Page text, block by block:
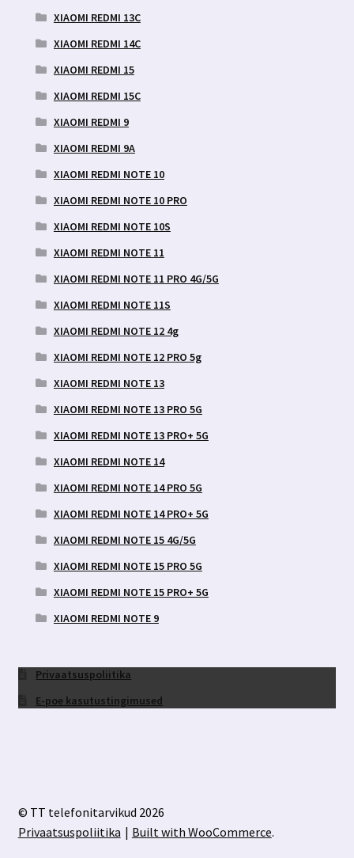
XIAOMI REDMI 13C
XIAOMI REDMI 14C
XIAOMI REDMI 15
XIAOMI REDMI 15C
XIAOMI REDMI 9
XIAOMI REDMI 9A
XIAOMI REDMI NOTE 10
XIAOMI REDMI NOTE 10 PRO
XIAOMI REDMI NOTE 10S
XIAOMI REDMI NOTE 11
XIAOMI REDMI NOTE 11 PRO 4G/5G
XIAOMI REDMI NOTE 11S
XIAOMI REDMI NOTE 12 4g
XIAOMI REDMI NOTE 12 PRO 5g
XIAOMI REDMI NOTE 13
XIAOMI REDMI NOTE 13 PRO 5G
XIAOMI REDMI NOTE 13 PRO+ 5G
XIAOMI REDMI NOTE 14
XIAOMI REDMI NOTE 14 PRO 5G
XIAOMI REDMI NOTE 14 PRO+ 5G
XIAOMI REDMI NOTE 15 4G/5G
XIAOMI REDMI NOTE 15 PRO 5G
XIAOMI REDMI NOTE 15 PRO+ 5G
XIAOMI REDMI NOTE 9
Privaatsuspoliitika
E-poe kasutustingimused
© TT telefonitarvikud 2026
Privaatsuspoliitika
Built with WooCommerce.